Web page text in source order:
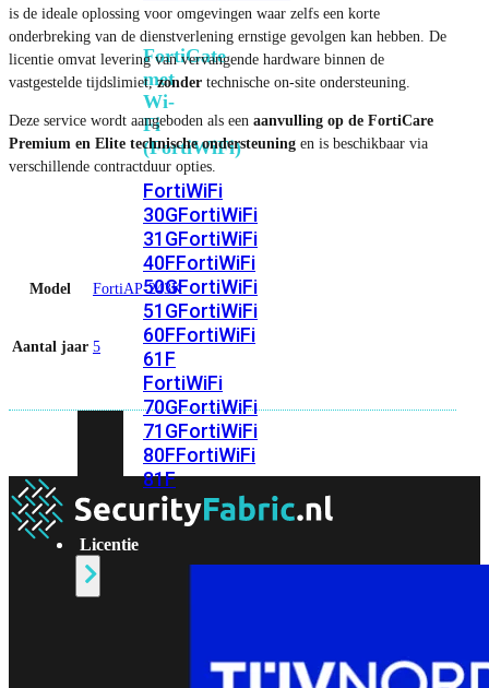
FortiGate
met
Wi-
Fi
(FortiWiFi)
FortiWiFi
30GFortiWiFi
31GFortiWiFi
40FFortiWiFi
50GFortiWiFi
51GFortiWiFi
60FFortiWiFi
61F
FortiWiFi
70GFortiWiFi
71GFortiWiFi
80FFortiWiFi
81F
Licentie
bekijken
is de ideale oplossing voor omgevingen waar zelfs een korte
onderbreking van de dienstverlening ernstige gevolgen kan hebben. De
licentie omvat levering van vervangende hardware binnen de
vastgestelde tijdslimiet,zonder technische on-site ondersteuning.
Deze service wordt aangeboden als een aanvulling op de FortiCare
Premium en Elite technische ondersteuning en is beschikbaar via
verschillende contractduur opties.
Model FortiAP-243K
Aantal jaar 5